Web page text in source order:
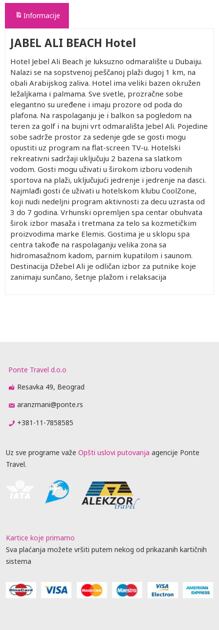
Informacije
JABEL ALI BEACH Hotel
Hotel Jebel Ali Beach je luksuzno odmaralište u Dubaiju.
Nalazi se na sopstvenoj peščanoj plaži dugoj 1 km, na
obali Arabijskog zaliva. Hotel ima veliki bazen okružen
ležaljkama i palmama. Sve svetle, prozračne sobe
elegantno su uređene i imaju prozore od poda do
plafona. Na raspolaganju je i balkon sa pogledom na
teren za golf i na bujni vrt odmarališta Jebel Ali. Pojedine
sobe sadrže prostor za sedenje gde se gosti mogu
opustiti uz program na flat-screen TV-u. Hotelski
rekreativni sadržaji uključuju 2 bazena sa slatkom
vodom. Gosti mogu uživati u širokom izboru vodenih
sportova na plaži, uključujući jedrenje i jedrenje na dasci.
Najmlađi gosti će uživati u hotelskom klubu CoolZone,
koji nudi nedeljni program aktivnosti za decu uzrasta od
3 do 7 godina. Vrhunski opremljen spa centar obuhvata
širok izbor masaža i tretmana za telo sa kozmetičkim
proizvodima marke Elemis. Gostima je u sklopu spa
centra takođe na raspolaganju velika zona sa
hidromasažnom kadom, parnim kupatilom i saunom.
Destinacija Džebel Ali je odličan izbor za putnike koje
zanimaju sunčano, šetnje plažom i relaksacija
Ponte Travel d.o.o
Resavka 49, Beograd
aranzmani@ponte.rs
+381-11-7858585
Uz sve programe važe Opšti uslovi putovanja agencije Ponte
Travel.
Kartice koje primamo
Sva plaćanja možete vršiti putem nekog od prikazanih kartičnih
sistema